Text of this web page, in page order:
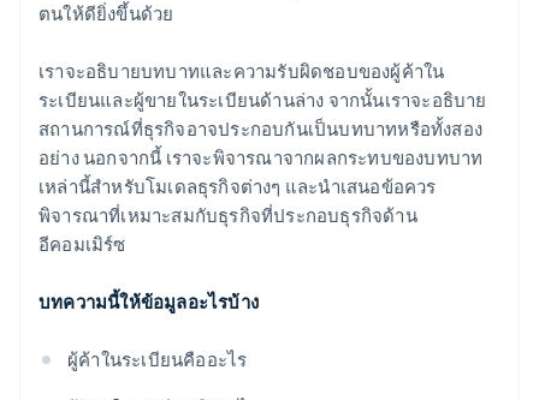
ตนให้ดียิ่งขึ้นด้วย
เราจะอธิบายบทบาทและความรับผิดชอบของผู้ค้าใน
ระเบียนและผู้ขายในระเบียนด้านล่าง จากนั้นเราจะอธิบาย
สถานการณ์ที่ธุรกิจอาจประกอบกันเป็นบทบาทหรือทั้งสอง
อย่าง นอกจากนี้ เราจะพิจารณาจากผลกระทบของบทบาท
เหล่านี้สําหรับโมเดลธุรกิจต่างๆ และนําเสนอข้อควร
พิจารณาที่เหมาะสมกับธุรกิจที่ประกอบธุรกิจด้าน
อีคอมเมิร์ซ
บทความนี้ให้ข้อมูลอะไรบ้าง
ผู้ค้าในระเบียนคืออะไร